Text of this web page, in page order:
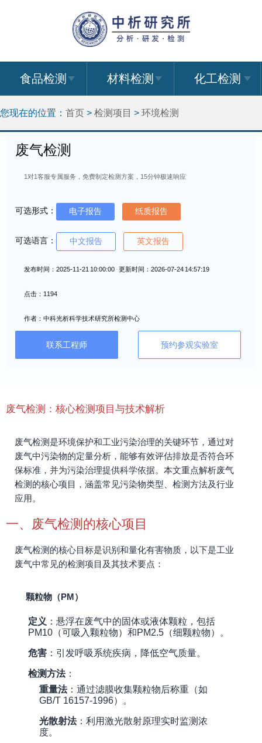
食品检测 材料检测 化工检测
您现在的位置： 首页 > 检测项目 > 环境检测
废气检测
1对1客服专属服务，免费制定检测方案，15分钟极速响应
可选形式： 电子报告 纸质报告
可选语言： 中文报告 英文报告
发布时间：2025-11-21 10:00:00 更新时间：2026-07-24 14:57:19
点击：1194
作者：中科光析科学技术研究所检测中心
联系工程师 预约参观实验室
废气检测：核心检测项目与技术解析
废气检测是环境保护和工业污染治理的关键环节，通过对
废气中污染物的定量分析，能够有效评估排放是否符合环
保标准，并为污染治理提供科学依据。本文重点解析废气
检测的核心项目，涵盖常见污染物类型、检测方法及行业
应用。
一、废气检测的核心项目
废气检测的核心目标是识别和量化有害物质，以下是工业
废气中常见的检测项目及其技术要点：
颗粒物（PM）
定义 ：悬浮在废气中的固体或液体颗粒，包括
PM10（可吸入颗粒物）和PM2.5（细颗粒物）。
危害 ：引发呼吸系统疾病，降低空气质量。
检测方法：
重量法：通过滤膜收集颗粒物后称重（如
GB/T 16157-1996）。
光散射法：利用激光散射原理实时监测浓
度。